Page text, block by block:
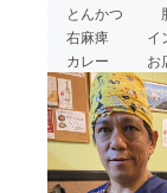
とんかつ
右麻痺
イ
カレー
お